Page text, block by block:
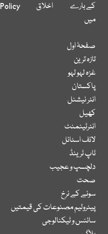
کے بارے
میں
اخلاق
Policy
صفحۂ اول
تازہ ترین
غزہ لہو لہو
پاکستان
انٹر نیشنل
کھیل
انٹرٹینمنٹ
لائف اسٹائل
ٹاپ ٹرینڈ
دلچسپ و عجیب
صحت
سونے کے نرخ
پیٹرولیم مصنوعات کی قیمتیں
سائنس و ٹیکنالوجی